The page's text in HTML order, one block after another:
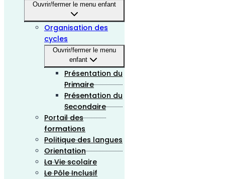
Ouvrir/fermer le menu enfant
Organisation des
cycles
Ouvrir/fermer le menu
enfant
Présentation du
Primaire
Présentation du
Secondaire
Portail des
formations
Politique des langues
Orientation
La Vie scolaire
Le Pôle Inclusif